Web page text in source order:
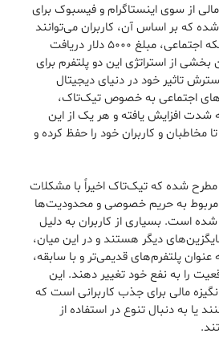
از سوی اینستاگرام و فیسبوک برای
که بر اساس آن، کاربران می‌توانند
با پیوستن به این دو شبکه اجتماعی، مبلغ ۵۰۰۰ دلار دریافت
بخشی از استراتژی این دو پلتفرم برای
تاثیر خود در دنیای دیجیتال
اجتماعی به خصوص تیک‌تاک،
شدت افزایش یافته و هر یک از این
مخاطبان و کاربران خود را حفظ کرده و
شده که تیک‌تاک اخیراً با مشکلات
مربوط به حریم خصوصی و محدودیت‌ها
است. بسیاری از کاربران به دلیل
دیگر هستند و در این میان،
پلتفرم‌های قدیمی‌تر و با سابقه،
را به نفع خود تغییر دهند. این
انگیزه مالی برای جذب کاربرانی است که
یا به دنبال تنوع در استفاده از